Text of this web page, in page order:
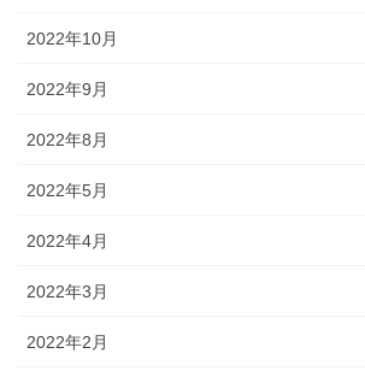
2022年10月
2022年9月
2022年8月
2022年5月
2022年4月
2022年3月
2022年2月